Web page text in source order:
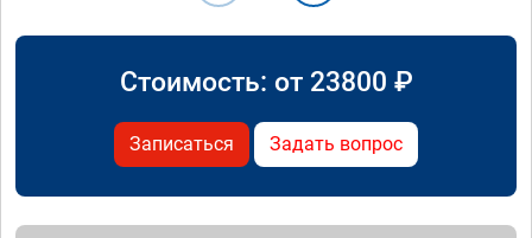
Стоимость: от 23800 ₽
Записаться Задать вопрос